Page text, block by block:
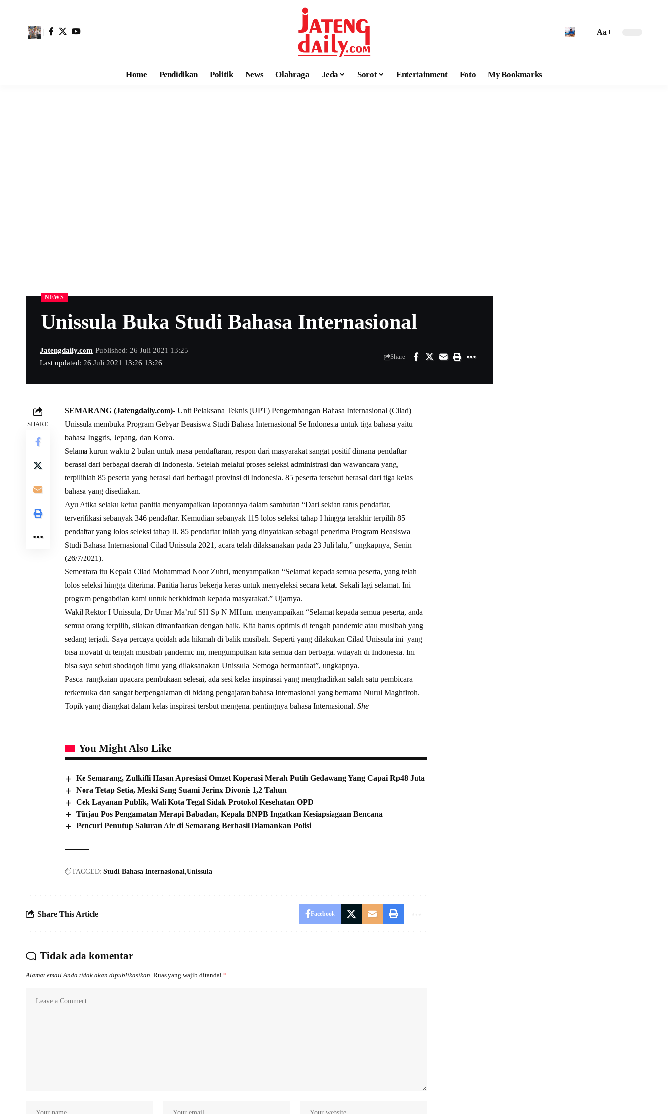
Aa
Home Pendidikan Politik News Olahraga Jeda Sorot Entertainment Foto My Bookmarks
NEWS
Unissula Buka Studi Bahasa Internasional
Last updated: 26 Juli 2021 13:26 13:26
Jatengdaily.com Published: 26 Juli 2021 13:25
Share
SHARE
SEMARANG (Jatengdaily.com)- Unit Pelaksana Teknis (UPT) Pengembangan Bahasa Internasional (Cilad)
Unissula membuka Program Gebyar Beasiswa Studi Bahasa Internasional Se Indonesia untuk tiga bahasa yaitu
bahasa Inggris, Jepang, dan Korea.
Selama kurun waktu 2 bulan untuk masa pendaftaran, respon dari masyarakat sangat positif dimana pendaftar
berasal dari berbagai daerah di Indonesia. Setelah melalui proses seleksi administrasi dan wawancara yang,
terpilihlah 85 peserta yang berasal dari berbagai provinsi di Indonesia. 85 peserta tersebut berasal dari tiga kelas
bahasa yang disediakan.
Ayu Atika selaku ketua panitia menyampaikan laporannya dalam sambutan “Dari sekian ratus pendaftar,
terverifikasi sebanyak 346 pendaftar. Kemudian sebanyak 115 lolos seleksi tahap I hingga terakhir terpilih 85
pendaftar yang lolos seleksi tahap II. 85 pendaftar inilah yang dinyatakan sebagai penerima Program Beasiswa
Studi Bahasa Internasional Cilad Unissula 2021, acara telah dilaksanakan pada 23 Juli lalu,” ungkapnya, Senin
(26/7/2021).
Sementara itu Kepala Cilad Mohammad Noor Zuhri, menyampaikan “Selamat kepada semua peserta, yang telah
lolos seleksi hingga diterima. Panitia harus bekerja keras untuk menyeleksi secara ketat. Sekali lagi selamat. Ini
program pengabdian kami untuk berkhidmah kepada masyarakat.” Ujarnya.
Wakil Rektor I Unissula, Dr Umar Ma’ruf SH Sp N MHum. menyampaikan “Selamat kepada semua peserta, anda
semua orang terpilih, silakan dimanfaatkan dengan baik. Kita harus optimis di tengah pandemic atau musibah yang
sedang terjadi. Saya percaya qoidah ada hikmah di balik musibah. Seperti yang dilakukan Cilad Unissula ini yang
bisa inovatif di tengah musibah pandemic ini, mengumpulkan kita semua dari berbagai wilayah di Indonesia. Ini
bisa saya sebut shodaqoh ilmu yang dilaksanakan Unissula. Semoga bermanfaat”, ungkapnya.
Pasca rangkaian upacara pembukaan selesai, ada sesi kelas inspirasai yang menghadirkan salah satu pembicara
terkemuka dan sangat berpengalaman di bidang pengajaran bahasa Internasional yang bernama Nurul Maghfiroh.
Topik yang diangkat dalam kelas inspirasi tersbut mengenai pentingnya bahasa Internasional. She
You Might Also Like
Ke Semarang, Zulkifli Hasan Apresiasi Omzet Koperasi Merah Putih Gedawang Yang Capai Rp48 Juta
Nora Tetap Setia, Meski Sang Suami Jerinx Divonis 1,2 Tahun
Cek Layanan Publik, Wali Kota Tegal Sidak Protokol Kesehatan OPD
Tinjau Pos Pengamatan Merapi Babadan, Kepala BNPB Ingatkan Kesiapsiagaan Bencana
Pencuri Penutup Saluran Air di Semarang Berhasil Diamankan Polisi
TAGGED: Studi Bahasa Internasional Unissula
Share This Article Facebook
Tidak ada komentar
Alamat email Anda tidak akan dipublikasikan. Ruas yang wajib ditandai *